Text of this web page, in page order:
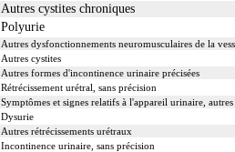
Autres cystites chroniques
Polyurie
Autres dysfonctionnements neuromusculaires de la
Autres cystites
Autres formes d'incontinence urinaire précisées
Rétrécissement urétral, sans précision
Symptômes et signes relatifs à l'appareil urinaire, autres
Dysurie
Autres rétrécissements urétraux
Incontinence urinaire, sans précision